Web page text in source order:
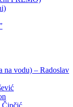
na vodu) – Radoslav
Čipčić